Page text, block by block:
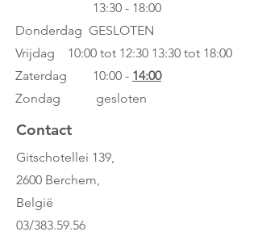
13:30 - 18:00
Donderdag GESLOTEN
Vrijdag 10:00 tot 12:30 13:30 tot 18:00
Zaterdag 10:00 - 14:00
Zondag gesloten
Contact
Gitschotellei 139,
2600 Berchem,
België
03/383.59.56